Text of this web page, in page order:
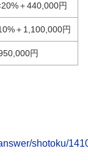
＋440,000円
＋1,100,000円
円
shotoku/